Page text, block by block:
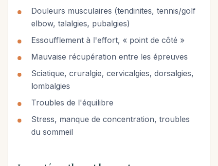
Douleurs musculaires (tendinites, tennis/golf
elbow, talalgies, pubalgies)
Essoufflement à l'effort, « point de côté »
Mauvaise récupération entre les épreuves
Sciatique, cruralgie, cervicalgies, dorsalgies,
lombalgies
Troubles de l'équilibre
Stress, manque de concentration, troubles
du sommeil